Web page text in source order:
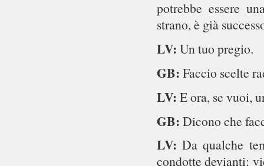
potrebbe essere
strano, è già
LV: Un tuo pregio.
GB: Faccio scelte
LV: E ora, se vuoi,
GB: Dicono che
LV:Da qualche
condotte devianti: